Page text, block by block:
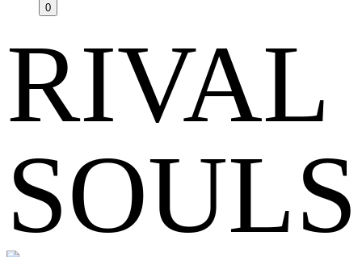
0
RIVAL
SOULS